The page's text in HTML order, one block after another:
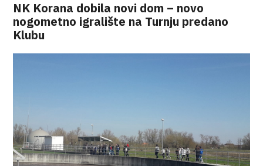
NK Korana dobila novi dom – novo
nogometno igralište na Turnju predano
Klubu